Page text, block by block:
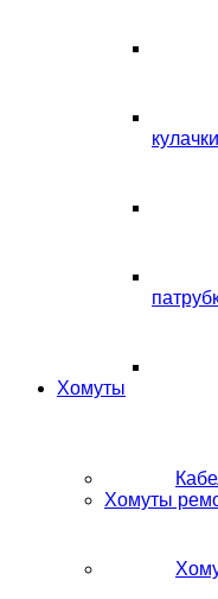
Хомуты
Хомуты